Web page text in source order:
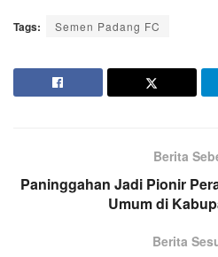
Tags: Semen Padang FC
Berita
Paninggahan Jadi Pionir
Umum di
Berita